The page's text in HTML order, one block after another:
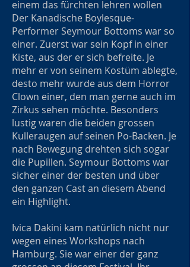
einem das fürchten lehren wollen
Der Kanadische Boylesque-
Performer Seymour Bottoms war so
einer. Zuerst war sein Kopf in einer
Kiste, aus der er sich befreite. Je
mehr er von seinem Kostüm ablegte,
desto mehr wurde aus dem Horror
Clown einer, den man gerne auch im
Zirkus sehen möchte. Besonders
lustig waren die beiden grossen
Kulleraugen auf seinen Po-Backen. Je
nach Bewegung drehten sich sogar
die Pupillen. Seymour Bottoms war
sicher einer der besten und über
den ganzen Cast an diesem Abend
ein Highlight.
Ivica Dakini kam natürlich nicht nur
wegen eines Workshops nach
Hamburg. Sie war einer der ganz